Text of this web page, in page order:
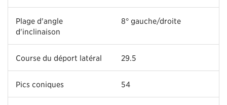
Plage d'angle
d'inclinaison
8° gauche/droite
Course du déport latéral 29.5
Pics coniques 54